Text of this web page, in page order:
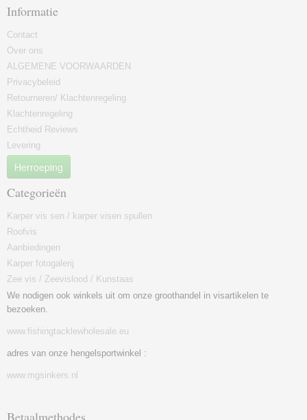
Informatie
Contact
Over ons
ALGEMENE VOORWAARDEN
Privacybeleid
Retourneren/ Klachtenregeling
Klachtenregeling
Echtheid Reviews
Levering
Herroeping
Categorieën
Karper vis sen / karper visen spullen
Roofvis
Aanbiedingen
Karper fotogalerij
Zee vis / Zeevislood / Kunstaas
We nodigen ook winkels uit om onze groothandel in visartikelen te
bezoeken.
www.fishingtacklewholesale.eu
adres van onze hengelsportwinkel :
www.mgsinkers.nl
Betaalmethodes